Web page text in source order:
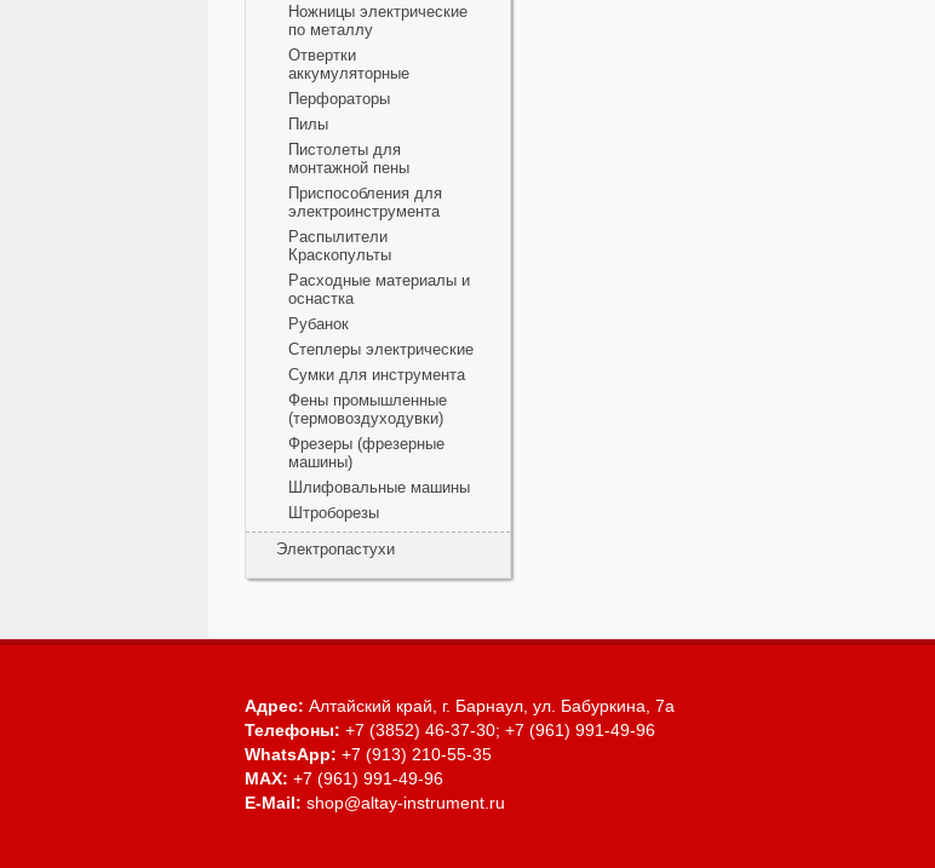
Ножницы электрические
по металлу
Отвертки
аккумуляторные
Перфораторы
Пилы
Пистолеты для
монтажной пены
Приспособления для
электроинструмента
Распылители
Краскопульты
Расходные материалы и
оснастка
Рубанок
Степлеры электрические
Сумки для инструмента
Фены промышленные
(термовоздуходувки)
Фрезеры (фрезерные
машины)
Шлифовальные машины
Штроборезы
Электропастухи
Адрес: Алтайский край, г. Барнаул, ул. Бабуркина, 7а
Телефоны: +7 (3852) 46-37-30; +7 (961) 991-49-96
WhatsApp: +7 (913) 210-55-35
MAX: +7 (961) 991-49-96
E-Mail: shop@altay-instrument.ru